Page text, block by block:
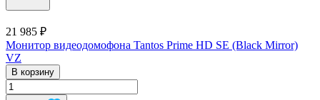
21 985 ₽
Монитор видеодомофона Tantos Prime HD SE (Black Mirror)
VZ
В корзину